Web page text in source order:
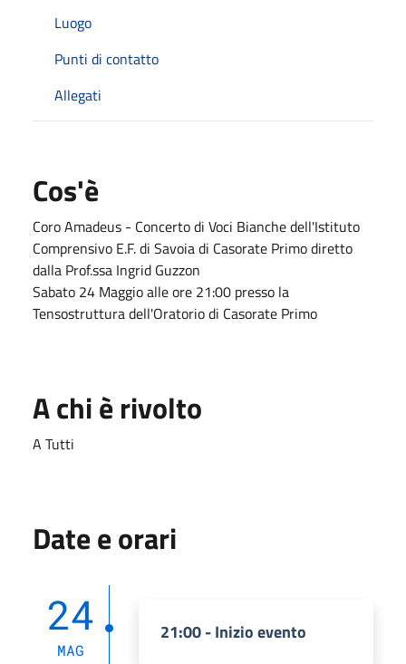
Luogo
Punti di contatto
Allegati
Cos'è
Coro Amadeus - Concerto di Voci Bianche dell'Istituto
Comprensivo E.F. di Savoia di Casorate Primo diretto
dalla Prof.ssa Ingrid Guzzon
Sabato 24 Maggio alle ore 21:00 presso la
Tensostruttura dell'Oratorio di Casorate Primo
A chi è rivolto
A Tutti
Date e orari
24
MAG
21:00 - Inizio evento